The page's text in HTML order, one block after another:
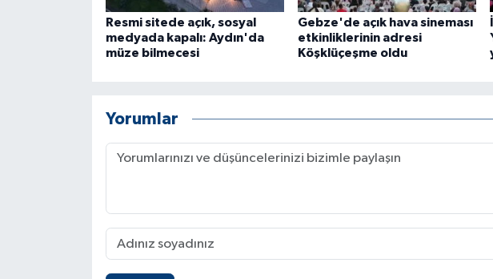
Resmi sitede açık, sosyal
medyada kapalı: Aydın'da
müze bilmecesi
Gebze'de açık hava sineması
etkinliklerinin adresi
Köşklüçeşme oldu
Yorumlar